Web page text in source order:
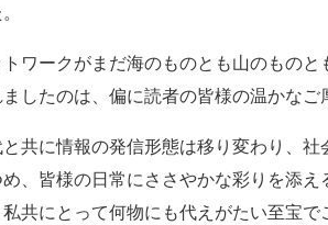
トワークがまだ海のものとも山のもの
ましたのは、偏に読者の皆様の温かな
と共に情報の発信形態は移り変わり、
め、皆様の日常にささやかな彩りを添
共にとって何物にも代えがたい至宝で